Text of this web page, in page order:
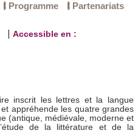
Programme
Partenariats
Accessible en :
inscrit les lettres et la langue
appréhende les quatre grandes
(antique, médiévale, moderne et
de la littérature et de la